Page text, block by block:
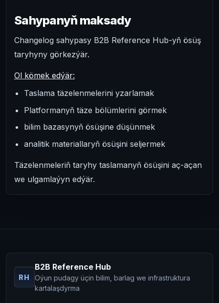
Sahypanyň maksady
Changelog sahypasy B2B Reference Hub-yň ösüş
taryhyny görkezýär.
Ol kömek edýär:
Taslama täzelenmelerini yzarlamak
Platformanyň täze bölümlerini görmek
bilim bazasynyň ösüşine düşünmek
analitik materiallaryň ösüşini seljermek
Täzelenmeleriň taryhy taslamanyň ösüşini aç-açan
we ulgamlaýyn edýär.
RH
B2B Reference Hub
Oýun pudagy üçin bilim, barlag we infrastruktura
kartalaşdyrma